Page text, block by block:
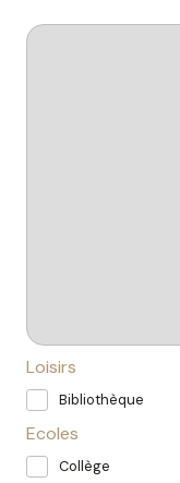
Loisirs
Bibliothèque
Ecoles
Collège